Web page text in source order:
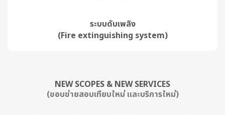
ระบบดับเพลิง
(Fire extinguishing system)
NEW SCOPES & NEW SERVICES
(ขอบข่ายสอบเทียบใหม่ และบริการใหม่)